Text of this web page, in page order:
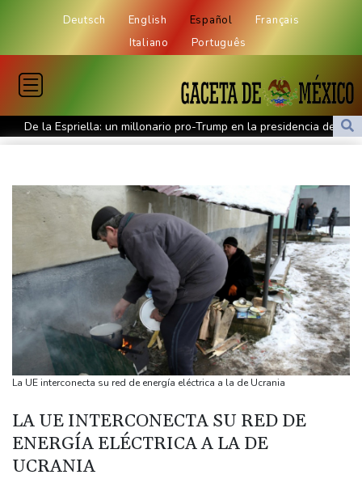
Deutsch English Español
Français
Italiano
Português
De la Espriella: un millonario pro-Trump en la presidencia de
Colombia
fronterizos
Exabogado de Trump listo para ser confirmado como fiscal
general de EEUU
Muere el productor William Orbit, que colaboró con Madonna en
"Ray of Light"
Los rebeldes hutíes continúan su ofensiva en Yemen con
ataques en una región petrolera
La OMS propone probar en RDC una vacuna ya existente contra
otra cepa del ébola
en medio de la tensión con Irán
México y Perú restablecen sus relaciones diplomáticas tras una
disputa por asilo
La UE interconecta su red de energía eléctrica a la de Ucrania
LA UE INTERCONECTA SU RED DE
ENERGÍA ELÉCTRICA A LA DE
UCRANIA